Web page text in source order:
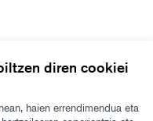
diren cookiei
haien errendimendua eta